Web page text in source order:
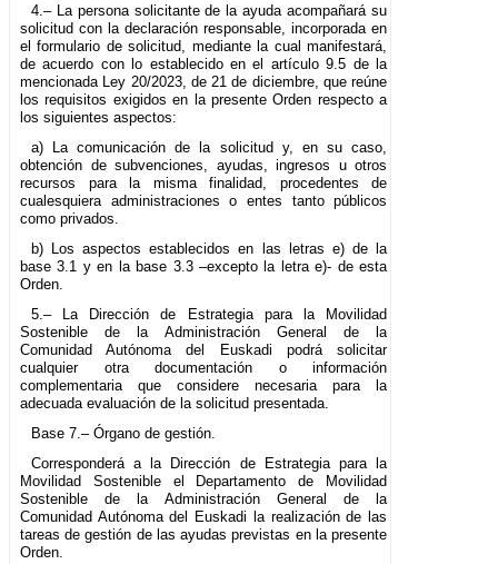
4.– La persona solicitante de la ayuda acompañará su
solicitud con la declaración responsable, incorporada en
el formulario de solicitud, mediante la cual manifestará,
de acuerdo con lo establecido en el artículo 9.5 de la
mencionada Ley 20/2023, de 21 de diciembre, que reúne
los requisitos exigidos en la presente Orden respecto a
los siguientes aspectos:
a) La comunicación de la solicitud y, en su caso,
obtención de subvenciones, ayudas, ingresos u otros
recursos para la misma finalidad, procedentes de
cualesquiera administraciones o entes tanto públicos
como privados.
b) Los aspectos establecidos en las letras e) de la
base 3.1 y en la base 3.3 –excepto la letra e)- de esta
Orden.
5.– La Dirección de Estrategia para la Movilidad
Sostenible de la Administración General de la
Comunidad Autónoma del Euskadi podrá solicitar
cualquier otra documentación o información
complementaria que considere necesaria para la
adecuada evaluación de la solicitud presentada.
Base 7.– Órgano de gestión.
Corresponderá a la Dirección de Estrategia para la
Movilidad Sostenible el Departamento de Movilidad
Sostenible de la Administración General de la
Comunidad Autónoma del Euskadi la realización de las
tareas de gestión de las ayudas previstas en la presente
Orden.